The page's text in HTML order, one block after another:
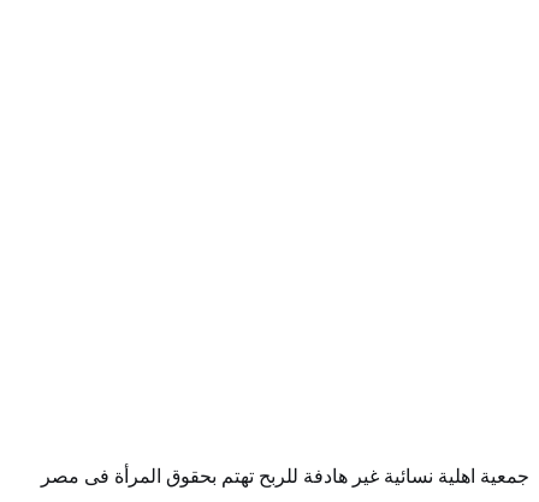
جمعية اهلية نسائية غير هادفة للربح تهتم بحقوق المرأة فى مصر